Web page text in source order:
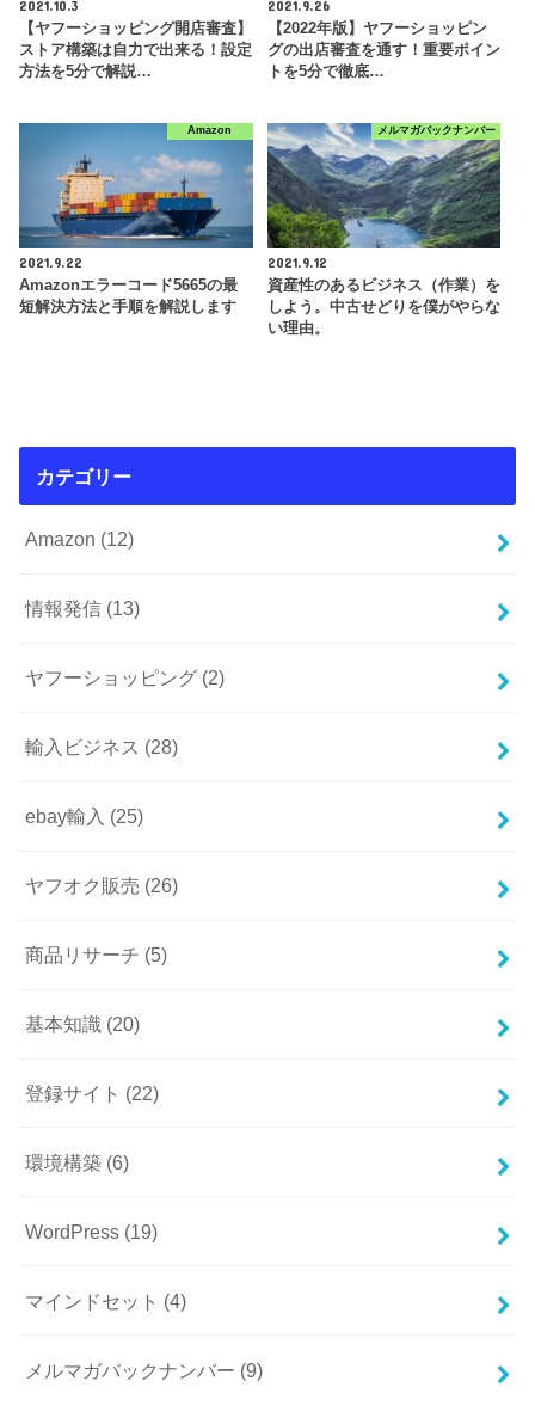
2021.10.3
【ヤフーショッピング開店審査】
ストア構築は自力で出来る！設定
方法を5分で解説…
2021.9.26
【2022年版】ヤフーショッピン
グの出店審査を通す！重要ポイン
トを5分で徹底…
Amazon
2021.9.22
Amazonエラーコード5665の最
短解決方法と手順を解説します
メルマガバックナンバー
2021.9.12
資産性のあるビジネス（作業）を
しよう。中古せどりを僕がやらな
い理由。
カテゴリー
Amazon (12)
情報発信 (13)
ヤフーショッピング (2)
輸入ビジネス (28)
ebay輸入 (25)
ヤフオク販売 (26)
商品リサーチ (5)
基本知識 (20)
登録サイト (22)
環境構築 (6)
WordPress (19)
マインドセット (4)
メルマガバックナンバー (9)